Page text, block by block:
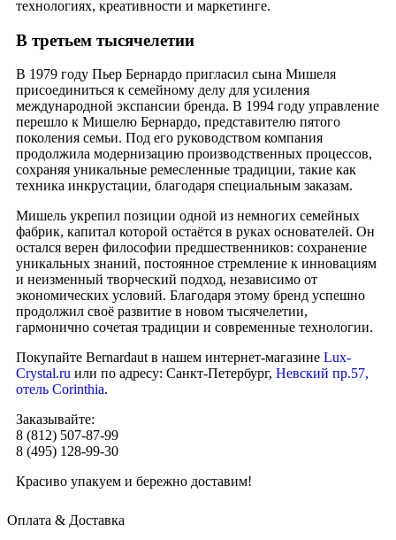
технологиях, креативности и маркетинге.
В третьем тысячелетии
В 1979 году Пьер Бернардо пригласил сына Мишеля
присоединиться к семейному делу для усиления
международной экспансии бренда. В 1994 году управление
перешло к Мишелю Бернардо, представителю пятого
поколения семьи. Под его руководством компания
продолжила модернизацию производственных процессов,
сохраняя уникальные ремесленные традиции, такие как
техника инкрустации, благодаря специальным заказам.
Мишель укрепил позиции одной из немногих семейных
фабрик, капитал которой остаётся в руках основателей. Он
остался верен философии предшественников: сохранение
уникальных знаний, постоянное стремление к инновациям
и неизменный творческий подход, независимо от
экономических условий. Благодаря этому бренд успешно
продолжил своё развитие в новом тысячелетии,
гармонично сочетая традиции и современные технологии.
Покупайте Bernardaut в нашем интернет-магазине Lux-
Crystal.ru или по адресу: Санкт-Петербург, Невский пр.57,
отель Corinthia.
Заказывайте:
8 (812) 507-87-99
8 (495) 128-99-30
Красиво упакуем и бережно доставим!
Оплата & Доставка